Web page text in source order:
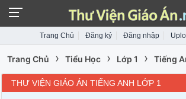
Trang Chủ Đăng ký Đăng nhập
Trang Chủ › Tiểu Học › Lớp 1 › Tiếng
THƯ VIỆN GIÁO ÁN TIẾNG ANH LỚP 1